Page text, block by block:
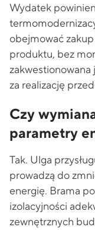
Wydatek
obejmować
produktu, bez
zakwestionowana
za realizację
Czy
parametry
Tak. Ulga
prowadzą do
energię. Brama
izolacyjności
zewnętrznych